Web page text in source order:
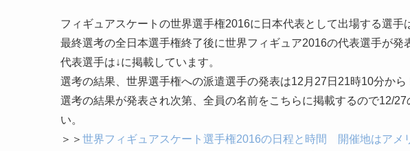
フィギュアスケートの世界選手権2016に日本代表として出場する選手
最終選考の全日本選手権終了後に世界フィギュア2016の代表選手が発
代表選手は↓に掲載しています。
選考の結果、世界選手権への派遣選手の発表は12月27日21時10分から
選考の結果が発表され次第、全員の名前をこちらに掲載するので12/
い。
＞＞ 世界フィギュアスケート選手権2016の日程と時間 開催地はアメ